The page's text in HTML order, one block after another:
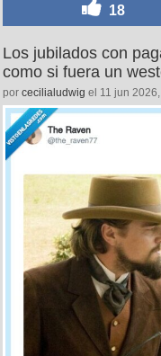
18
Los jubilados con
como si fuera un
por cecilialudwig el 11 jun